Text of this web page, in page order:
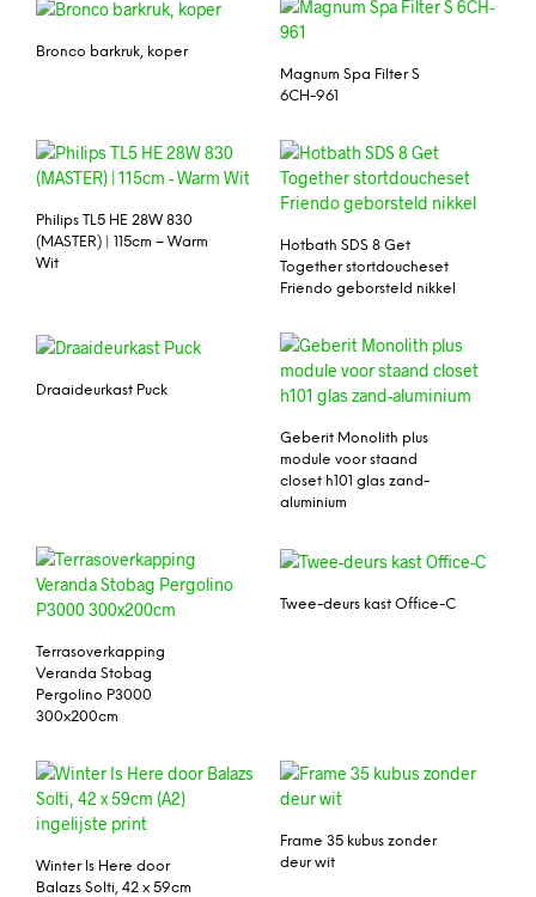
Bronco barkruk, koper
Magnum Spa Filter S
6CH-961
Philips TL5 HE 28W 830
(MASTER) | 115cm – Warm
Wit
Hotbath SDS 8 Get
Together stortdoucheset
Friendo geborsteld nikkel
Draaideurkast Puck
Geberit Monolith plus
module voor staand
closet h101 glas zand-
aluminium
Terrasoverkapping
Veranda Stobag
Pergolino P3000
300x200cm
Twee-deurs kast Office-C
Winter Is Here door
Balazs Solti, 42 x 59cm
Frame 35 kubus zonder
deur wit